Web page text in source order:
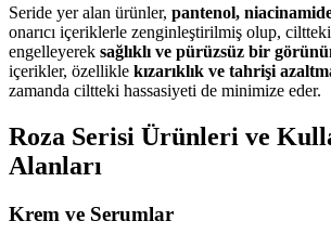
Seride yer alan ürünler, pantenol,
onarıcı içeriklerle zenginleştirilmiş olup, ciltteki
engelleyerek sağlıklı ve pürüzsüz bir
içerikler, özellikle kızarıklık ve tahrişi
zamanda ciltteki hassasiyeti de minimize eder.
Roza Serisi Ürünleri ve
Alanları
Krem ve Serumlar